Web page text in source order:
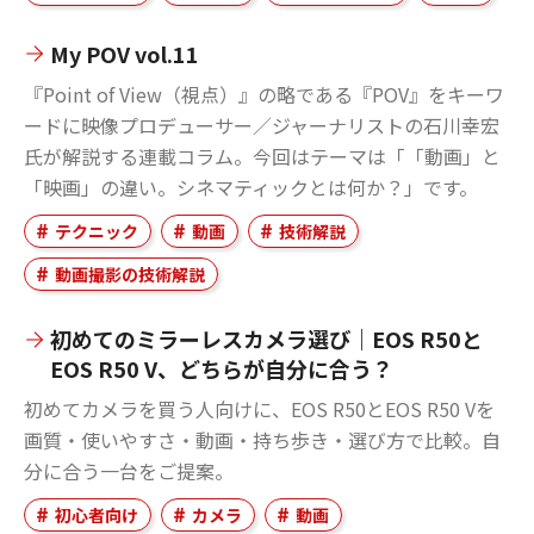
My POV vol.11
『Point of View（視点）』の略である『POV』をキーワ
ードに映像プロデューサー／ジャーナリストの石川幸宏
氏が解説する連載コラム。今回はテーマは「「動画」と
「映画」の違い。シネマティックとは何か？」です。
テクニック 動画
技術解説
動画撮影の技術解説
初めてのミラーレスカメラ選び｜EOS R50と
EOS R50 V、どちらが自分に合う？
初めてカメラを買う人向けに、EOS R50とEOS R50 Vを
画質・使いやすさ・動画・持ち歩き・選び方で比較。自
分に合う一台をご提案。
初心者向け カメラ 動画